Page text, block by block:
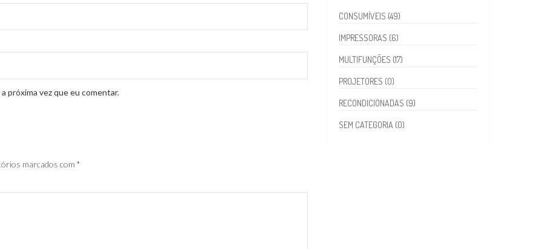
próxima vez que eu comentar.
marcados com *
CONSUMÍVEIS (49)
IMPRESSORAS (6)
MULTIFUNÇÕES (17)
PROJETORES (0)
RECONDICIONADAS (9)
SEM CATEGORIA (0)